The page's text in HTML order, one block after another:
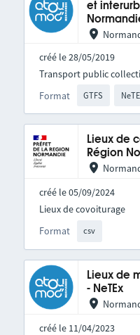
et
créé le 28/05/2019
Format GTFS
Transport public
Lieux de
Région
créé le 05/09/2024
Format csv
Lieux de covoiturage
Lieux de
- NeTEx
créé le 11/04/2023